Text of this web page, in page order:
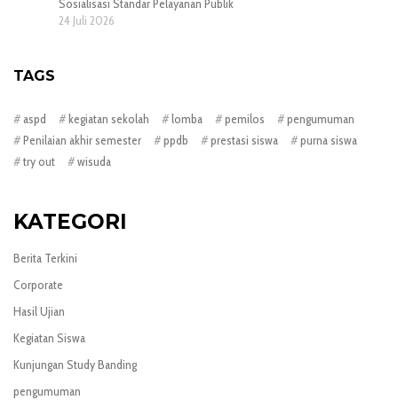
24 Juli 2026
TAGS
aspd kegiatan sekolah lomba pemilos
pengumuman
Penilaian akhir semester
ppdb prestasi siswa
purna siswa
try out
wisuda
KATEGORI
Berita Terkini
Corporate
Hasil Ujian
Kegiatan Siswa
Kunjungan Study Banding
pengumuman